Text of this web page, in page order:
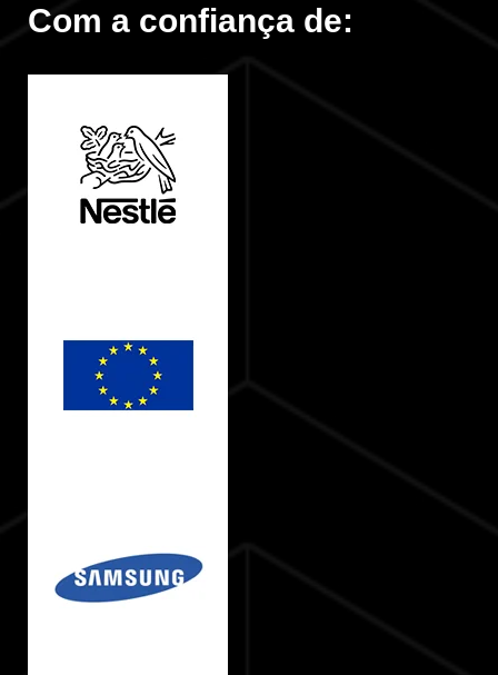
Com a confiança de: